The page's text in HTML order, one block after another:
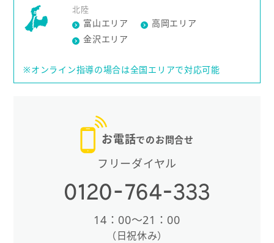
お電話でのお問合せ
フリーダイヤル
14：00〜21：00
（日祝休み）
北陸
富山エリア
高岡エリア
金沢エリア
※オンライン指導の場合は全国エリアで対応可能